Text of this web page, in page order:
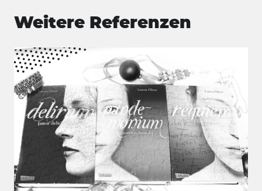
Weitere Referenzen